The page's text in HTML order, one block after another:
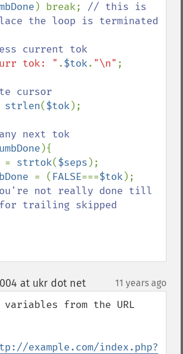
) break; // this is
the loop is terminated
tok: " .$tok. "\n" ;
cursor
strlen($tok);
next tok
){
= strtok($seps );
= ( FALSE===$tok);
not really done till
for trailing skipped
at ukr dot net¶ 11 years ago
example.com/index.php?